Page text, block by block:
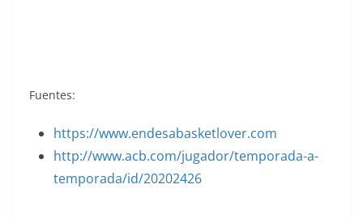
Fuentes:
https://www.endesabasketlover.com
http://www.acb.com/jugador/temporada-a-
temporada/id/20202426